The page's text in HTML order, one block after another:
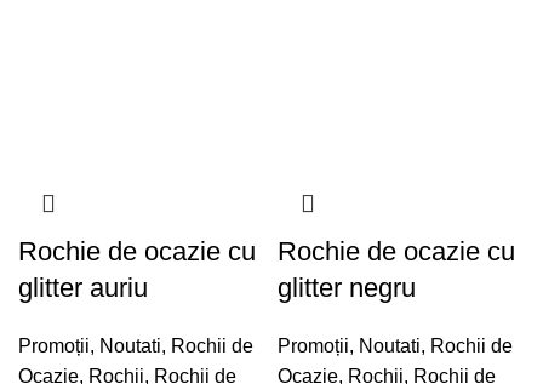
Rochie de ocazie cu
glitter auriu
Promoții, Noutati, Rochii de
Ocazie, Rochii, Rochii de
Rochie de ocazie cu
glitter negru
Promoții, Noutati, Rochii de
Ocazie, Rochii, Rochii de